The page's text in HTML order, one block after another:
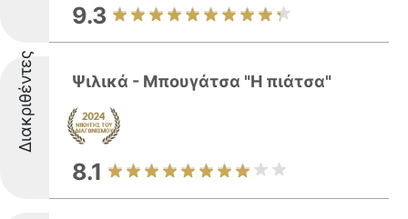
9.3
Διακριθέντες Ψιλικά - Μπουγάτσα "Η πιάτσα"
8.1